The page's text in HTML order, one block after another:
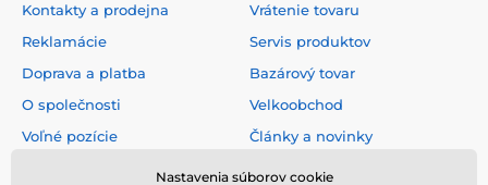
Kontakty a prodejna
Reklamácie
Doprava a platba
O společnosti
Voľné pozície
Vrátenie tovaru
Servis produktov
Bazárový tovar
Velkoobchod
Články a novinky
Nastavenia súborov cookie